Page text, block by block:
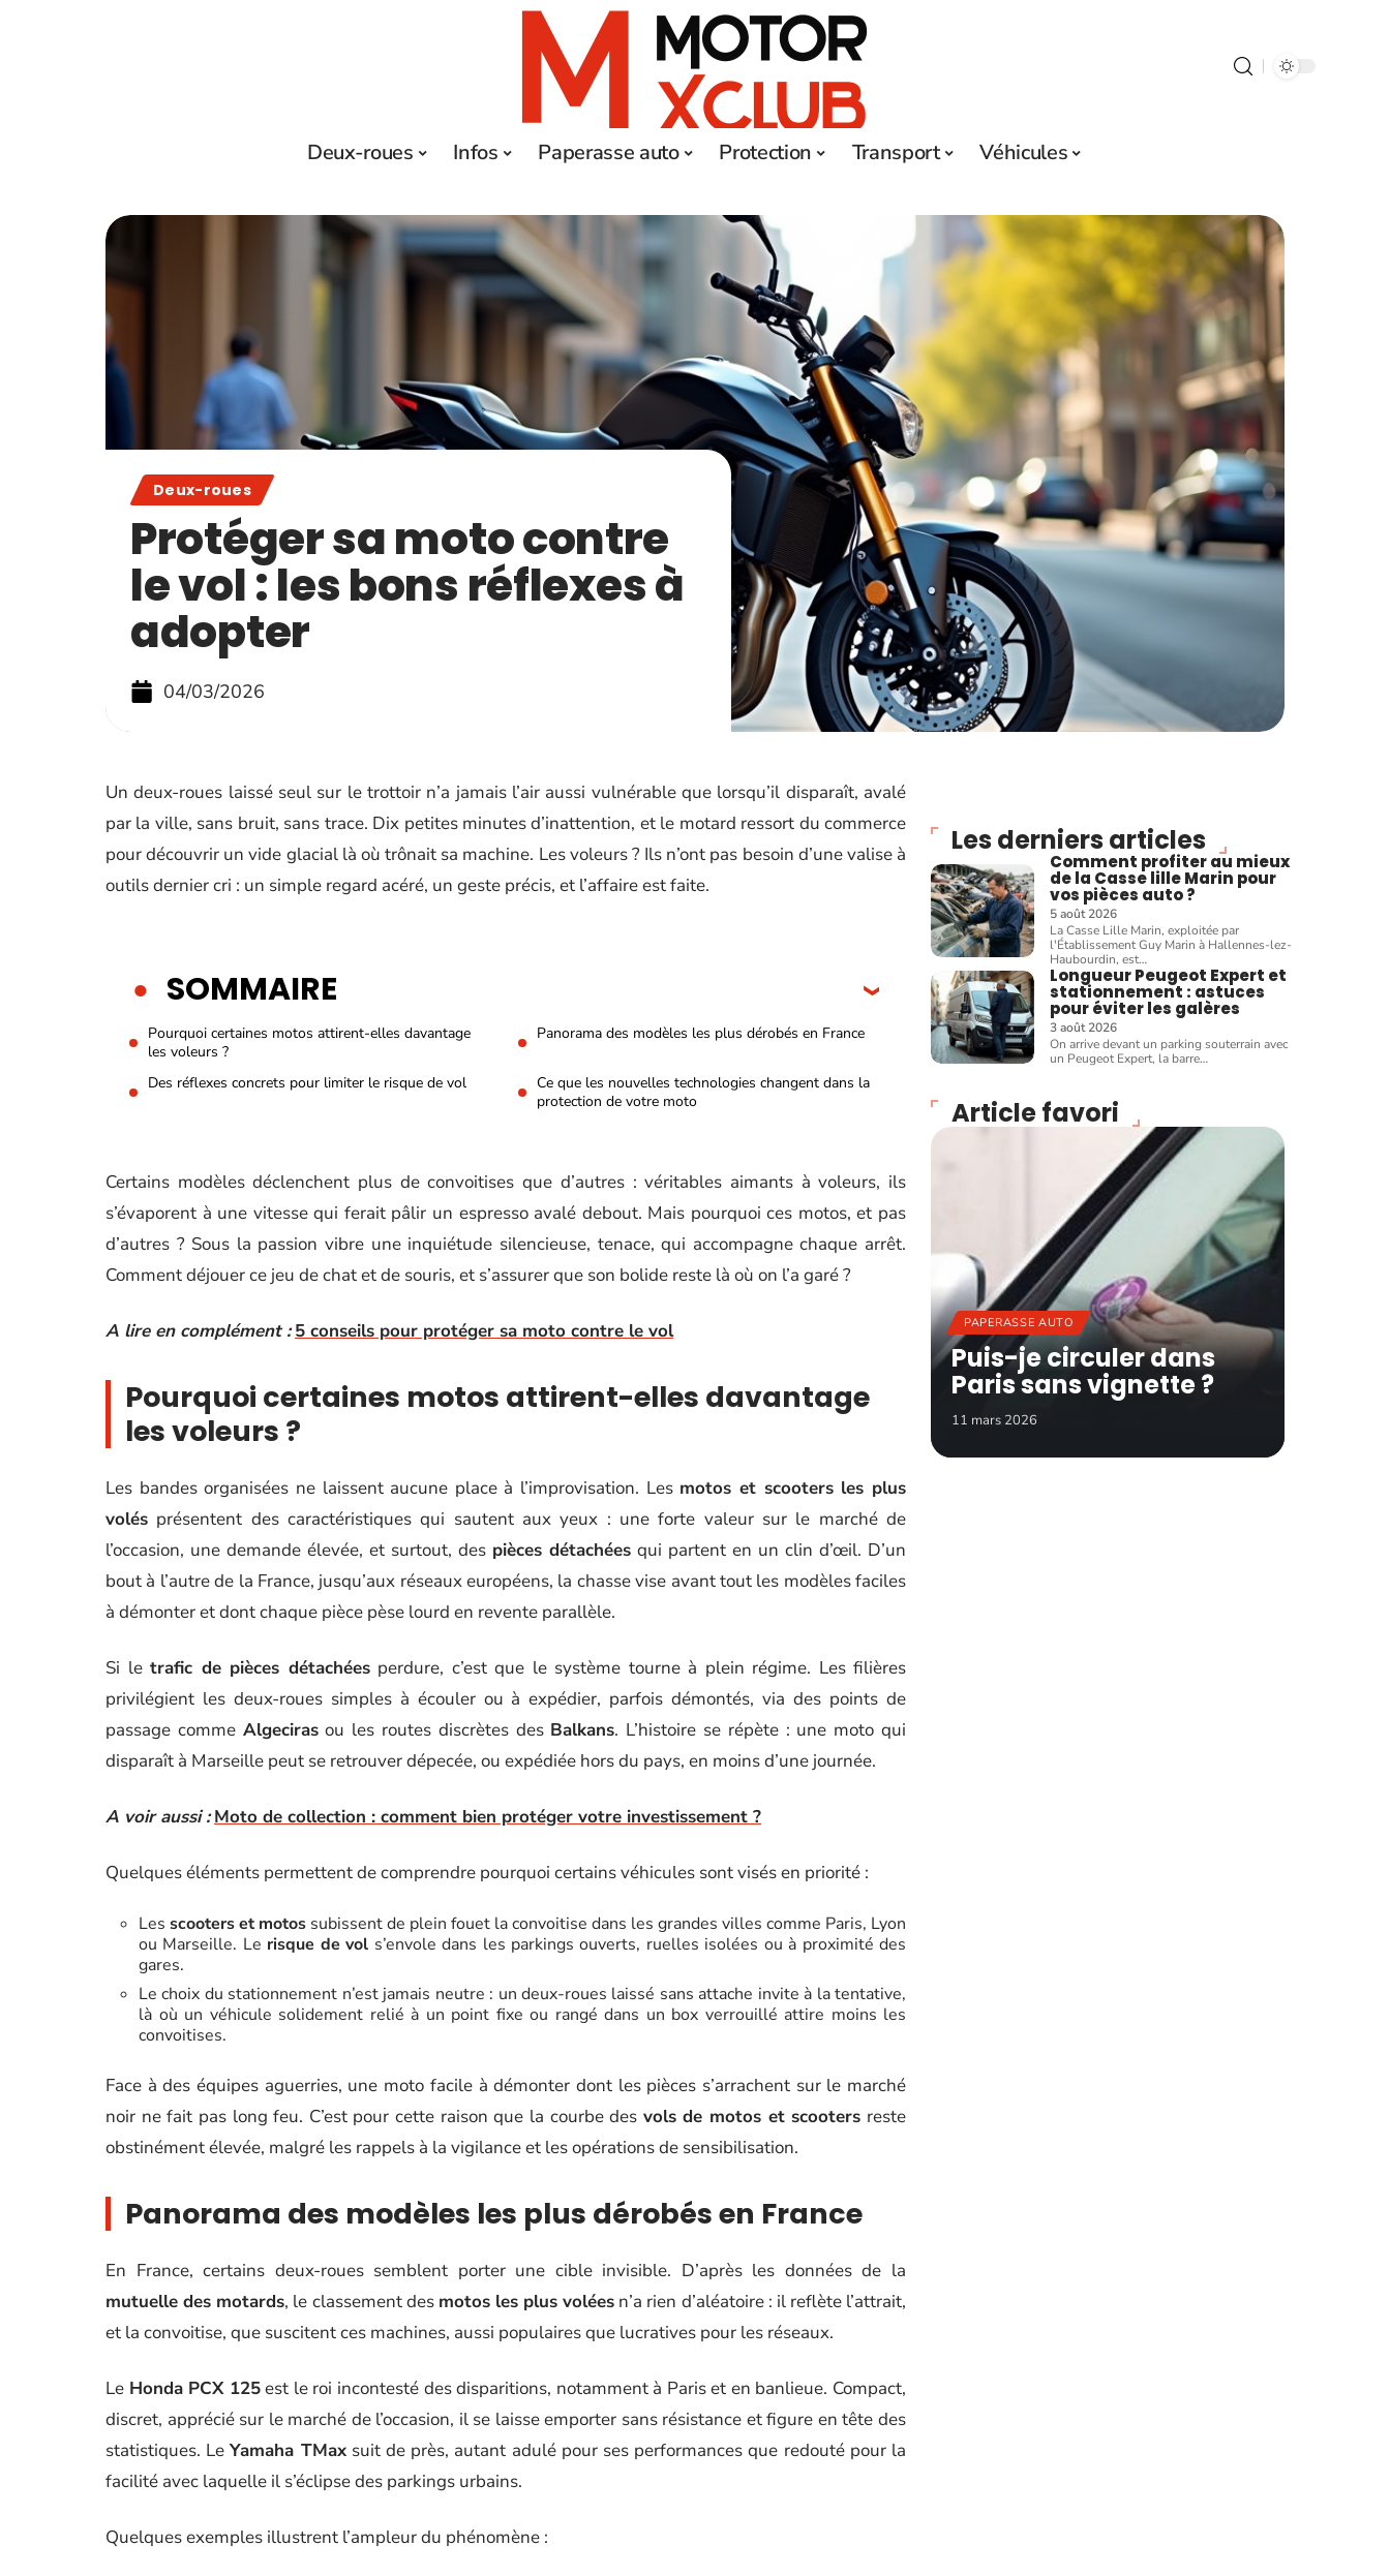
Deux-roues Infos Paperasse auto Protection Transport Véhicules
Deux-roues
Protéger sa moto contre
le vol : les bons réflexes à
adopter
04/03/2026
Un deux-roues laissé seul sur le trottoir n’a jamais l’air aussi vulnérable que lorsqu’il disparaît, avalé
par la ville, sans bruit, sans trace. Dix petites minutes d’inattention, et le motard ressort du commerce
pour découvrir un vide glacial là où trônait sa machine. Les voleurs ? Ils n’ont pas besoin d’une valise à
outils dernier cri : un simple regard acéré, un geste précis, et l’affaire est faite.
SOMMAIRE
Pourquoi certaines motos attirent-elles davantage
les voleurs ?
Panorama des modèles les plus dérobés en France
Des réflexes concrets pour limiter le risque de vol
Ce que les nouvelles technologies changent dans la
protection de votre moto
Certains modèles déclenchent plus de convoitises que d’autres : véritables aimants à voleurs, ils
s’évaporent à une vitesse qui ferait pâlir un espresso avalé debout. Mais pourquoi ces motos, et pas
d’autres ? Sous la passion vibre une inquiétude silencieuse, tenace, qui accompagne chaque arrêt.
Comment déjouer ce jeu de chat et de souris, et s’assurer que son bolide reste là où on l’a garé ?
A lire en complément : 5 conseils pour protéger sa moto contre le vol
Pourquoi certaines motos attirent-elles davantage
les voleurs ?
Les bandes organisées ne laissent aucune place à l’improvisation. Les motos et scooters les plus
volés présentent des caractéristiques qui sautent aux yeux : une forte valeur sur le marché de
l’occasion, une demande élevée, et surtout, des pièces détachées qui partent en un clin d’œil. D’un
bout à l’autre de la France, jusqu’aux réseaux européens, la chasse vise avant tout les modèles faciles
à démonter et dont chaque pièce pèse lourd en revente parallèle.
Si le trafic de pièces détachéesperdure, c’est que le système tourne à plein régime. Les filières
privilégient les deux-roues simples à écouler ou à expédier, parfois démontés, via des points de
passage comme Algecirasou les routes discrètes des Balkans. L’histoire se répète : une moto qui
disparaît à Marseille peut se retrouver dépecée, ou expédiée hors du pays, en moins d’une journée.
A voir aussi : Moto de collection : comment bien protéger votre investissement ?
Quelques éléments permettent de comprendre pourquoi certains véhicules sont visés en priorité :
Les scooters et motos subissent de plein fouet la convoitise dans les grandes villes comme Paris, Lyon
ou Marseille. Le risque de vol s’envole dans les parkings ouverts, ruelles isolées ou à proximité des
gares.
Le choix du stationnement n’est jamais neutre : un deux-roues laissé sans attache invite à la tentative,
là où un véhicule solidement relié à un point fixe ou rangé dans un box verrouillé attire moins les
convoitises.
Face à des équipes aguerries, une moto facile à démonter dont les pièces s’arrachent sur le marché
noir ne fait pas long feu. C’est pour cette raison que la courbe des vols de motos et scooters reste
obstinément élevée, malgré les rappels à la vigilance et les opérations de sensibilisation.
Panorama des modèles les plus dérobés en France
En France, certains deux-roues semblent porter une cible invisible. D’après les données de la
mutuelle des motards, le classement des motos les plus volées n’a rien d’aléatoire : il reflète l’attrait,
et la convoitise, que suscitent ces machines, aussi populaires que lucratives pour les réseaux.
Le Honda PCX 125est le roi incontesté des disparitions, notamment à Paris et en banlieue. Compact,
discret, apprécié sur le marché de l’occasion, il se laisse emporter sans résistance et figure en tête des
statistiques. LeYamaha TMaxsuit de près, autant adulé pour ses performances que redouté pour la
facilité avec laquelle il s’éclipse des parkings urbains.
Quelques exemples illustrent l’ampleur du phénomène :
Les derniers articles
Comment profiter au mieux
de la Casse lille Marin pour
vos pièces auto ?
5 août 2026
La Casse Lille Marin, exploitée par
l'Établissement Guy Marin à Hallennes-lez-
Haubourdin, est…
Longueur Peugeot Expert et
stationnement : astuces
pour éviter les galères
3 août 2026
On arrive devant un parking souterrain avec
un Peugeot Expert, la barre…
Article favori
PAPERASSE AUTO
Puis-je circuler dans
Paris sans vignette ?
11 mars 2026